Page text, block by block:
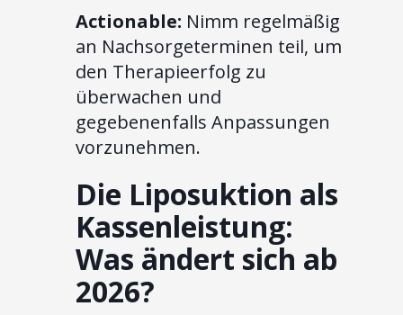
Actionable: Nimm regelmäßig
an Nachsorgeterminen teil, um
den Therapieerfolg zu
überwachen und
gegebenenfalls Anpassungen
vorzunehmen.
Die Liposuktion als
Kassenleistung:
Was ändert sich ab
2026?